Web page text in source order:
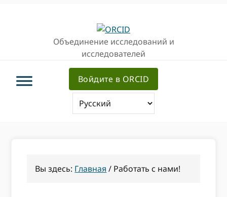
Объединение исследований и
исследователей
Войдите в ORCID
Вы здесь: Главная / Работать с нами!